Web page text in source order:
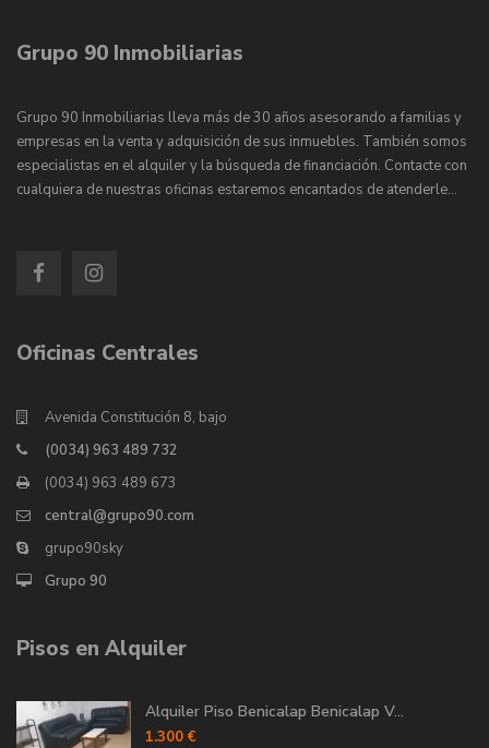
Grupo 90 Inmobiliarias
Grupo 90 Inmobiliarias lleva más de 30 años asesorando a familias y
empresas en la venta y adquisición de sus inmuebles. También somos
especialistas en el alquiler y la búsqueda de financiación. Contacte con
cualquiera de nuestras oficinas estaremos encantados de atenderle…
Oficinas Centrales
Avenida Constitución 8, bajo
(0034) 963 489 732
(0034) 963 489 673
central@grupo90.com
grupo90sky
Grupo 90
Pisos en Alquiler
Alquiler Piso Benicalap Benicalap V...
1.300 €